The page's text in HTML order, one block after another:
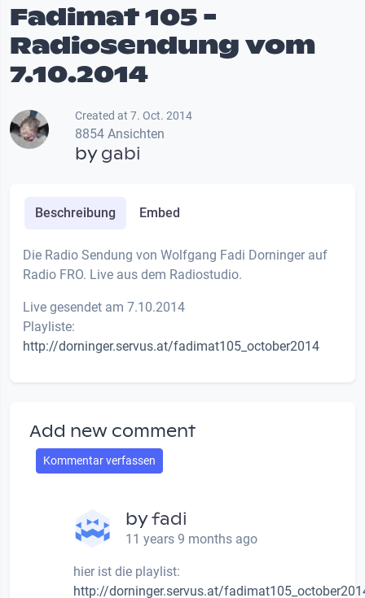
Fadimat 105 -
Radiosendung vom
7.10.2014
Created at 7. Oct. 2014
8854 Ansichten
bygabi
Beschreibung Embed
Die Radio Sendung von Wolfgang Fadi Dorninger auf
Radio FRO. Live aus dem Radiostudio.
Live gesendet am 7.10.2014
Playliste:
http://dorninger.servus.at/fadimat105_october2014
Add new comment
Kommentar verfassen
byfadi
11 years 9 months ago
hier ist die playlist:
http://dorninger.servus.at/